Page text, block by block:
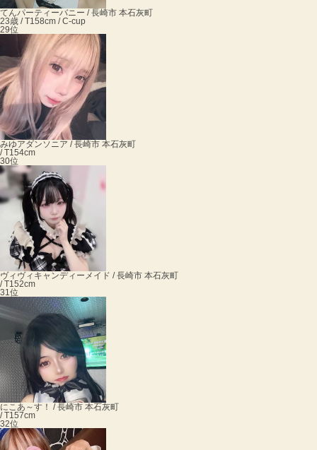
てんパーティーバニー / 長崎市 本石灰町
23歳 / T158cm / C-cup
29位
みゆアダンソニア / 長崎市 本石灰町
/ T154cm
30位
ヴィヴィ キャンディーメイド / 長崎市 本石灰町
/ T152cm
31位
にこ あ～す！ / 長崎市 本石灰町
/ T157cm
32位